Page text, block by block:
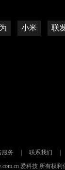
小米 联
服务 联系我们
爱科技 所有权